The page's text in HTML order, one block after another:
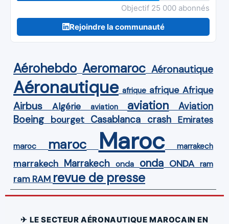
Objectif 25 000 abonnés
Rejoindre la communauté
Aérohebdo Aeromaroc Aéronautique
Aéronautique afrique afrique Afrique
Airbus Algérie aviation aviation Aviation
Boeing bourget Casablanca crash Emirates
maroc maroc Maroc marrakech
marrakech Marrakech onda onda ONDA ram
ram RAM revue de presse
✈ LE SECTEUR AÉRONAUTIQUE MAROCAIN EN